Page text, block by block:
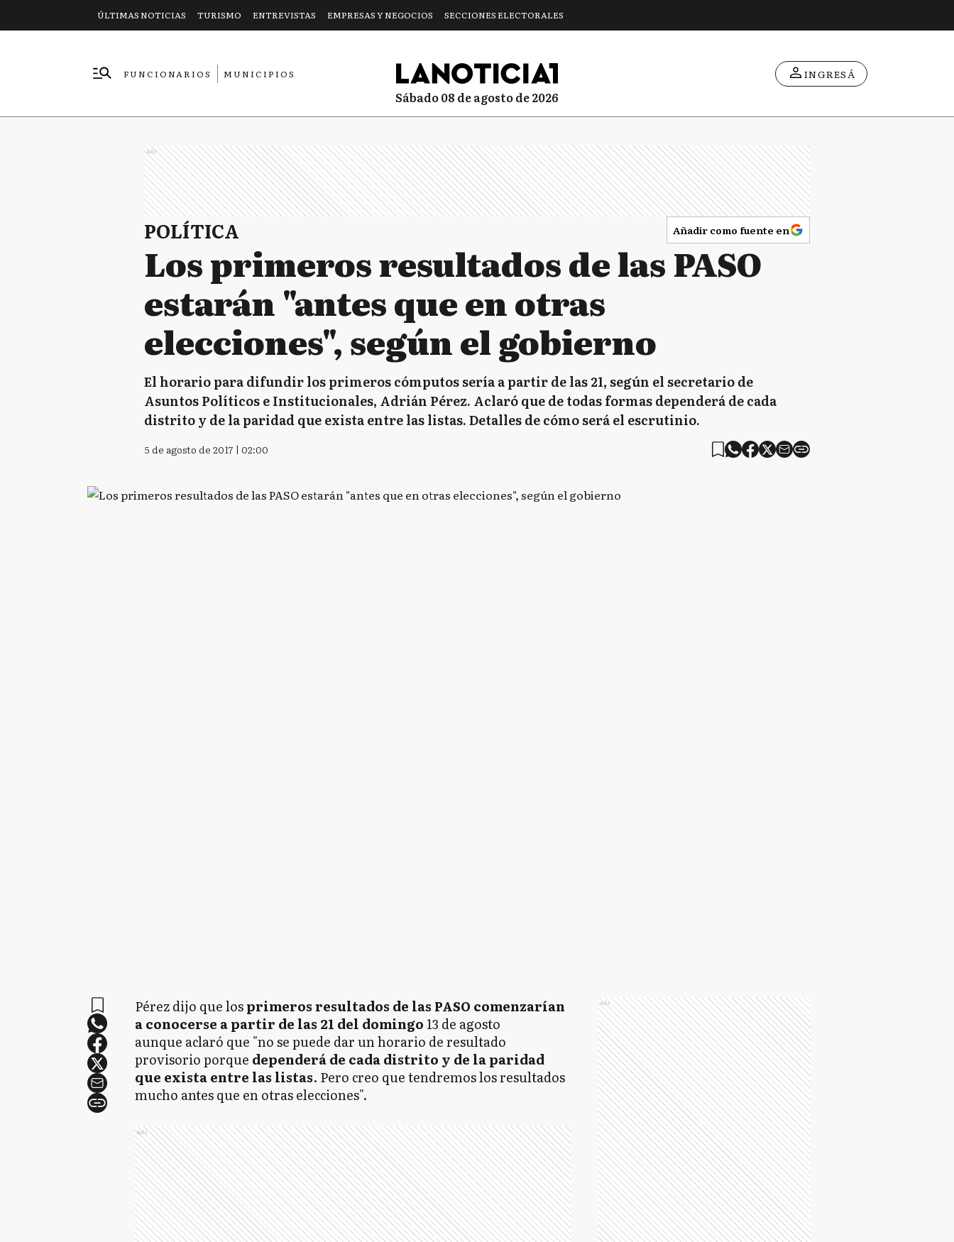
ÚLTIMAS NOTICIAS TURISMO ENTREVISTAS EMPRESAS Y NEGOCIOS SECCIONES ELECTORALES
FUNCIONARIOS
MUNICIPIOS
sábado 08 de agosto de 2026
INGRESÁ
Ads
POLÍTICA Añadir como fuente en
Los primeros resultados de las PASO
estarán "antes que en otras
elecciones", según el gobierno
El horario para difundir los primeros cómputos sería a partir de las 21, según el secretario de
Asuntos Políticos e Institucionales, Adrián Pérez. Aclaró que de todas formas dependerá de cada
distrito y de la paridad que exista entre las listas. Detalles de cómo será el escrutinio.
5 de agosto de 2017 | 02:00
Pérez dijo que losprimeros resultados de las PASO comenzarían
a conocerse a partir de las 21 del domingo 13 de agosto
aunque aclaró que "no se puede dar un horario de resultado
provisorio porque dependerá de cada distrito y de la paridad
que exista entre las listas. Pero creo que tendremos los resultados
mucho antes que en otras elecciones".
Ads
Ads